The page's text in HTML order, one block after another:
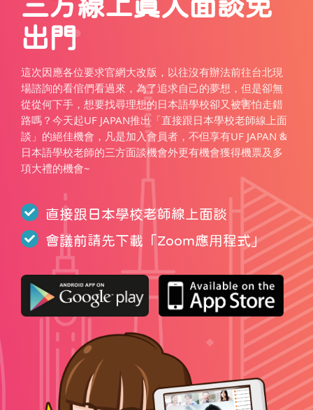
三方線上真人面談免
出門
這次因應各位要求官網大改版，以往沒有辦法前往台北現
場諮詢的看倌們看過來，為了追求自己的夢想，但是卻無
從從何下手，想要找尋理想的日本語學校卻又被害怕走錯
路嗎？今天起UF JAPAN推出「直接跟日本學校老師線上面
談」的絕佳機會，凡是加入會員者，不但享有UF JAPAN &
日本語學校老師的三方面談機會外更有機會獲得機票及多
項大禮的機會~
直接跟日本學校老師線上面談
會議前請先下載「 Zoom應用程式」